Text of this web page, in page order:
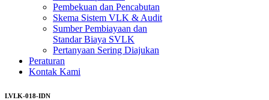
Pembekuan dan Pencabutan
Skema Sistem VLK & Audit
Sumber Pembiayaan dan
Standar Biaya SVLK
Pertanyaan Sering Diajukan
Peraturan
Kontak Kami
LVLK-018-IDN